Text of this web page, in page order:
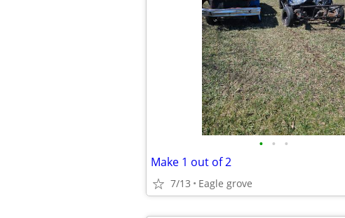
• • •
Make 1 out of 2
7/13 Eagle grove